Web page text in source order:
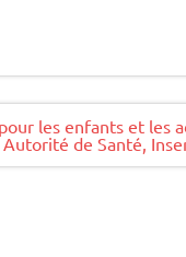
les enfants et les
de Santé,